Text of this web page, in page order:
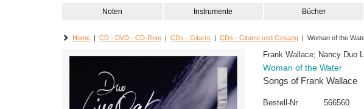
Noten Instrumente Bücher
Home | CD - DVD - CD-Rom | CDs - Gitarre | CDs - Gitarre und Gesang | Woman of the
Frank Wallace; Nancy Duo
Woman of the Water
Songs of Frank Wallace
Bestell-Nr
566560